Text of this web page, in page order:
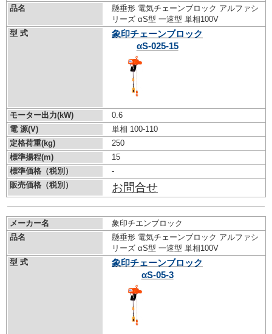
品名
懸垂形 電気チェーンブロック アルファシ
リーズ αS型 一速型 単相100V
型 式
象印チェーンブロック
αS-025-15
モーター出力(kW)
0.6
電 源(V)
単相 100-110
定格荷重(kg)
250
標準揚程(m)
15
標準価格（税別）
-
販売価格（税別）
お問合せ
メーカー名
象印チエンブロック
品名
懸垂形 電気チェーンブロック アルファシ
リーズ αS型 一速型 単相100V
型 式
象印チェーンブロック
αS-05-3